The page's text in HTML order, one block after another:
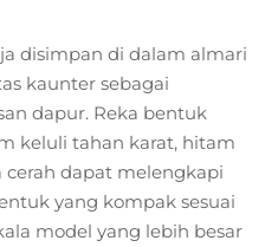
disimpan di dalam almari
kaunter sebagai
dapur. Reka bentuk
keluli tahan karat, hitam
dapat melengkapi
yang kompak sesuai
model yang lebih besar